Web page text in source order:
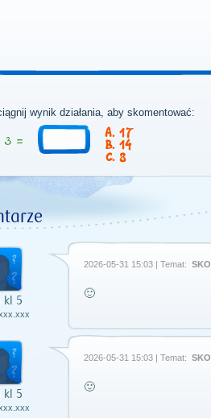
wynik działania, aby skomentować:
17
14
8
kl 5
2026-05-31 15:03 | Temat: SKO
🙂
kl 5
2026-05-31 15:03 | Temat: SKO
🙂